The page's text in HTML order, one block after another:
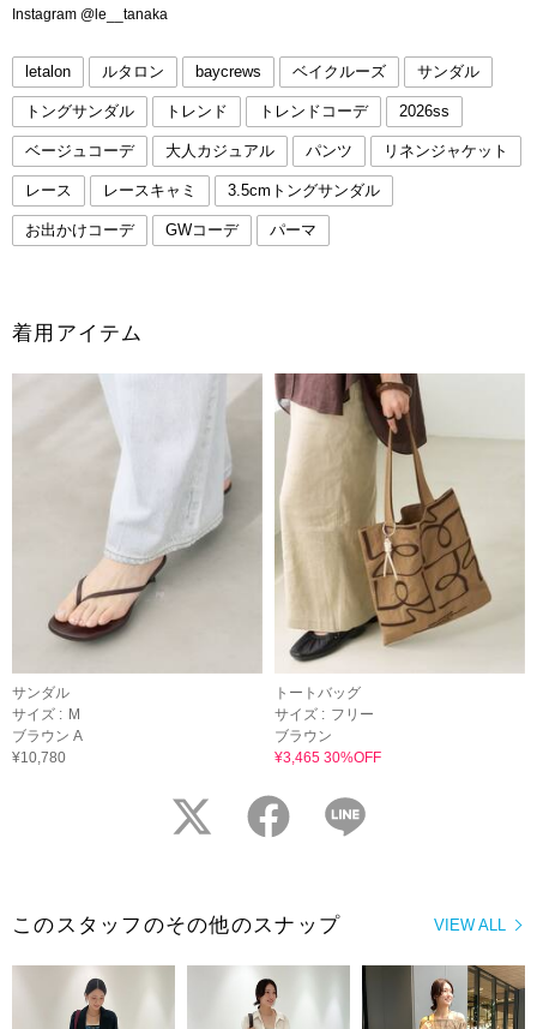
Instagram @le__tanaka
letalon ルタロン baycrews ベイクルーズ サンダル
トングサンダル トレンド トレンドコーデ 2026ss
ベージュコーデ 大人カジュアル パンツ リネンジャケット
レース レースキャミ 3.5cmトングサンダル
お出かけコーデ GWコーデ パーマ
着用アイテム
サンダル
サイズ : M
ブラウン A
¥10,780
トートバッグ
サイズ : フリー
ブラウン
¥3,465 30%OFF
twitter facebook
VIEW ALL
このスタッフのその他のスナップ